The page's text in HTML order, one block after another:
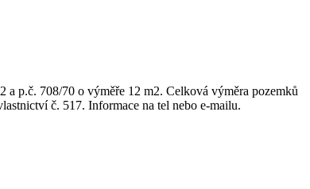
a p.č. 708/70 o výměře 12 m2. Celková výměra pozemků
č. 517. Informace na tel nebo e-mailu.